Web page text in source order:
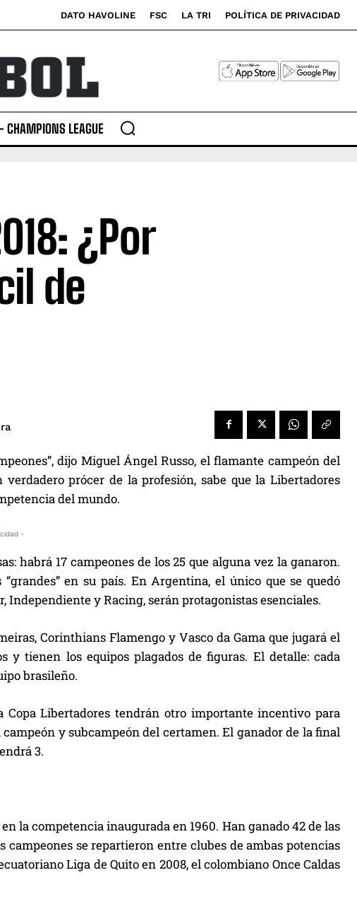
DATO HAVOLINE FSC LA TRI POLÍTICA DE PRIVACIDAD
CHAMPIONS LEAGUE
¿Por
de
dijo Miguel Ángel Russo, el flamante campeón del
prócer de la profesión, sabe que la Libertadores
del mundo.
-
habrá 17 campeones de los 25 que alguna vez la ganaron.
en su país. En Argentina, el único que se quedó
Independiente y Racing, serán protagonistas esenciales.
Corinthians Flamengo y Vasco da Gama que jugará el
y tienen los equipos plagados de figuras. El detalle: cada
brasileño.
Libertadores tendrán otro importante incentivo para
y subcampeón del certamen. El ganador de la final
3.
la competencia inaugurada en 1960. Han ganado 42 de las
se repartieron entre clubes de ambas potencias
Liga de Quito en 2008, el colombiano Once Caldas